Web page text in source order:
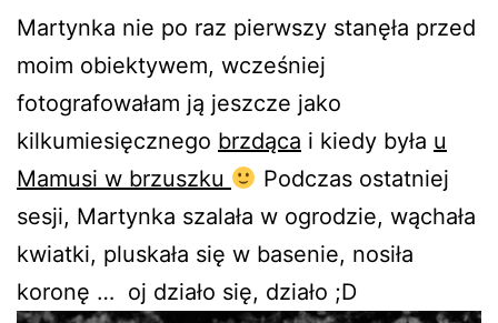
Martynka nie po raz pierwszy stanęła przed
moim obiektywem, wcześniej
fotografowałam ją jeszcze jako
kilkumiesięcznego brzdąca i kiedy była u
Mamusi w brzuszku
Podczas ostatniej
sesji, Martynka szalała w ogrodzie, wąchała
kwiatki, pluskała się w basenie, nosiła
koronę … oj działo się, działo ;D